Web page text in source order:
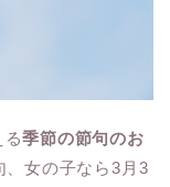
る季節の節句のお
、女の子なら3月3